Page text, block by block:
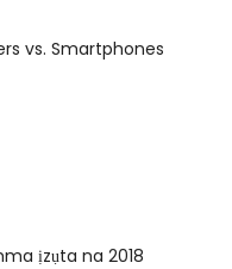
vs. Smartphones
ịzụta na 2018